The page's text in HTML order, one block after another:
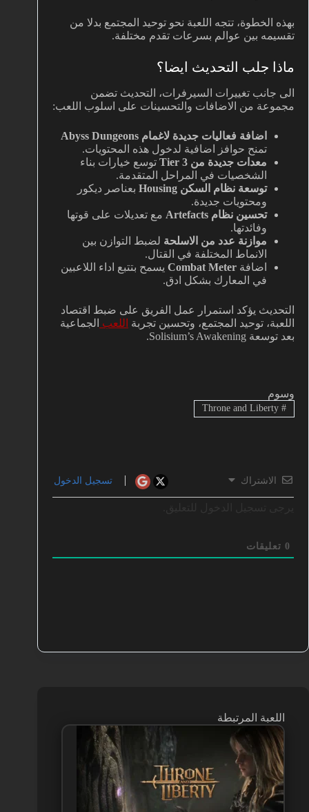
بهذه الخطوة، تتجه اللعبة نحو توحيد المجتمع بدلا من
تقسيمه بين عوالم بسرعات تقدم مختلفة.
ماذا جلب التحديث ايضا؟
الى جانب تغييرات السيرفرات، التحديث تضمن
مجموعة من الاضافات والتحسينات على اسلوب اللعب:
اضافة فعاليات جديدة لاغمام Abyss Dungeons
تمنح حوافز اضافية لدخول هذه المحتويات.
معدات جديدة من Tier 3
توسع خيارات بناء
الشخصيات في المراحل المتقدمة.
توسعة نظام السكن Housing
بعناصر ديكور
ومحتويات جديدة.
تحسين نظام Artefacts
مع تعديلات على قوتها
وفائدتها.
موازنة عدد من الاسلحة لضبط التوازن بين
الانماط المختلفة في القتال.
اضافة Combat Meter يسمح بتتبع اداء اللاعبين
في المعارك بشكل ادق.
التحديث يؤكد استمرار عمل الفريق على ضبط اقتصاد
اللعبة، توحيد المجتمع، وتحسين تجربة اللعب الجماعية
بعد توسعة Solisium’s Awakening.
وسوم
#
Throne and Liberty
الاشتراك تسجيل الدخول
0 تعليقات
اللعبة المرتبطة